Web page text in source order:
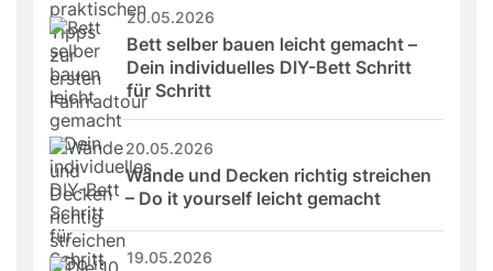
20.05.2026
Bett selber bauen leicht gemacht –
Dein individuelles DIY-Bett Schritt
für Schritt
20.05.2026
Wände und Decken richtig streichen
– Do it yourself leicht gemacht
19.05.2026